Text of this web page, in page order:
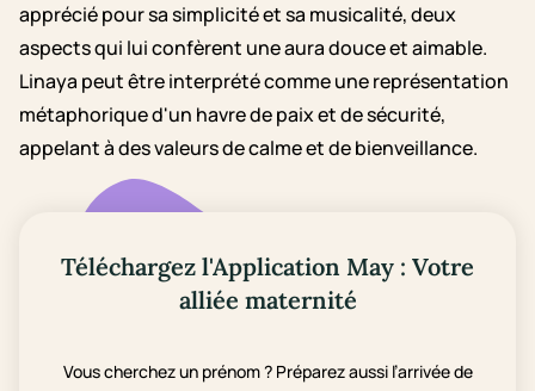
apprécié pour sa simplicité et sa musicalité, deux
aspects qui lui confèrent une aura douce et aimable.
Linaya peut être interprété comme une représentation
métaphorique d'un havre de paix et de sécurité,
appelant à des valeurs de calme et de bienveillance.
Téléchargez l'Application May : Votre
alliée maternité
Vous cherchez un prénom ? Préparez aussi l’arrivée de